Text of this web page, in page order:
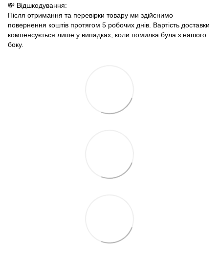
💸 Відшкодування:
Після отримання та перевірки товару ми здійснимо
повернення коштів протягом 5 робочих днів. Вартість доставки
компенсується лише у випадках, коли помилка була з нашого
боку.